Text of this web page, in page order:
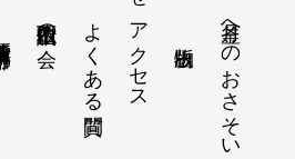
月釜へのおさそい
アクセス
よくある質問
西山仏讃歌の会